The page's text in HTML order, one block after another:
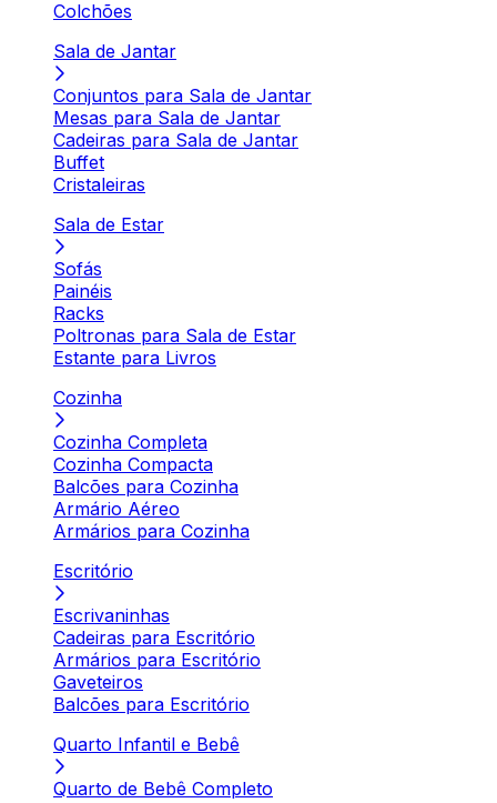
Colchões
Sala de Jantar
Conjuntos para Sala de Jantar
Mesas para Sala de Jantar
Cadeiras para Sala de Jantar
Buffet
Cristaleiras
Sala de Estar
Sofás
Painéis
Racks
Poltronas para Sala de Estar
Estante para Livros
Cozinha
Cozinha Completa
Cozinha Compacta
Balcões para Cozinha
Armário Aéreo
Armários para Cozinha
Escritório
Escrivaninhas
Cadeiras para Escritório
Armários para Escritório
Gaveteiros
Balcões para Escritório
Quarto Infantil e Bebê
Quarto de Bebê Completo